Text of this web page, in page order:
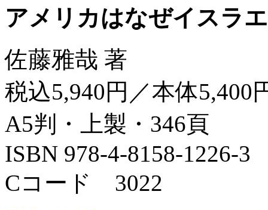
アメリカはなぜイスラ
佐藤雅哉 著
税込5,940円／本体5,400
A5判・上製・346頁
ISBN 978-4-8158-1226-3
Cコード 3022